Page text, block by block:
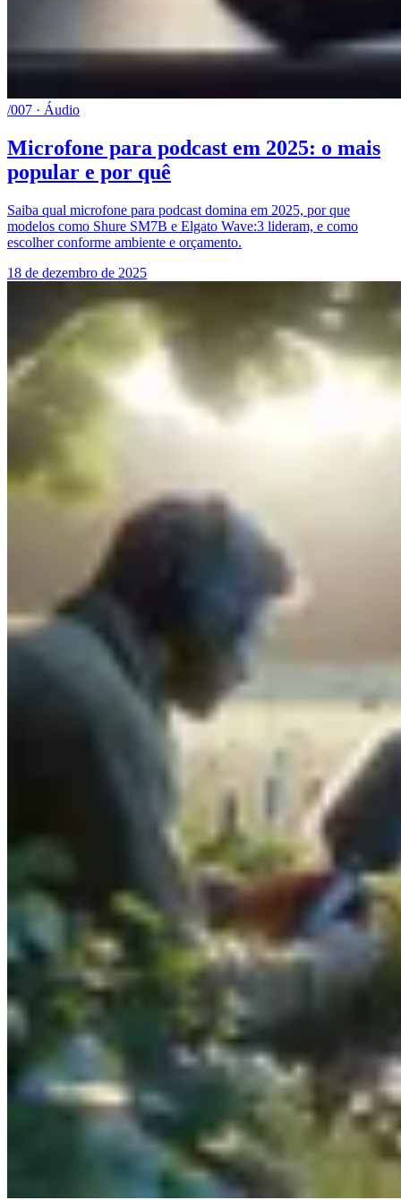
/007 · Áudio
Microfone para podcast em 2025: o mais
popular e por quê
Saiba qual microfone para podcast domina em 2025, por que
modelos como Shure SM7B e Elgato Wave:3 lideram, e como
escolher conforme ambiente e orçamento.
18 de dezembro de 2025